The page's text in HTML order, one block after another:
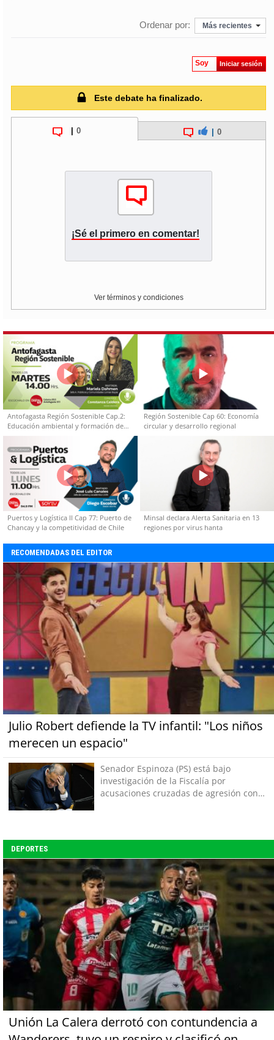
Ordenar por: Más recientes
Soy Iniciar sesión
Este debate ha finalizado.
0 0
¡Sé el primero en comentar!
Ver términos y condiciones
Antofagasta Región Sostenible Cap.2:
Educación ambiental y formación de
capacidades técnicas
Región Sostenible Cap 60: Economía
circular y desarrollo regional
Puertos y Logística II Cap 77: Puerto de
Chancay y la competitividad de Chile
Minsal declara Alerta Sanitaria en 13
regiones por virus hanta
RECOMENDADAS DEL EDITOR
Julio Robert defiende la TV infantil: "Los niños
merecen un espacio"
Senador Espinoza (PS) está bajo
investigación de la Fiscalía por
acusaciones cruzadas de agresión con
DEPORTES
Unión La Calera derrotó con contundencia a